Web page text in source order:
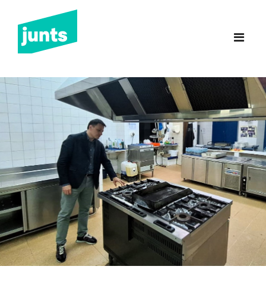
Junts Sant Feliu de
Guíxols
INICI
CANDIDATURA 2023
BUTLLETINS
INCIDÈNCIES
CONTACTE